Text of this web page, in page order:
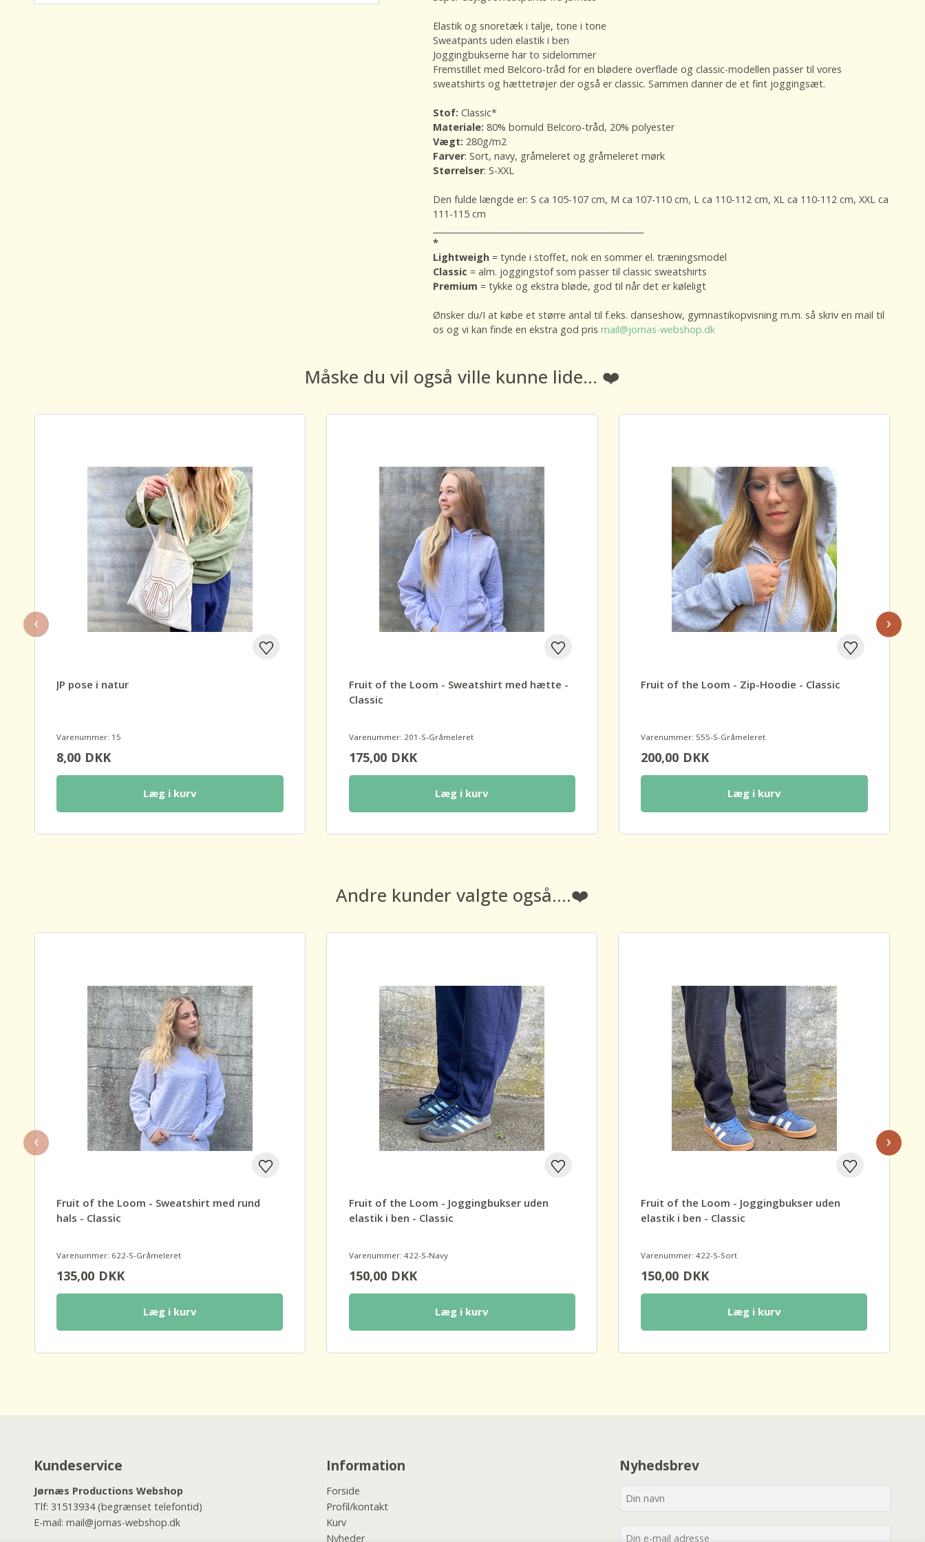
Elastik og snoretæk i talje, tone i tone
Sweatpants uden elastik i ben
Joggingbukserne har to sidelommer
Fremstillet med Belcoro-tråd for en blødere overflade og classic-modellen passer til vores
sweatshirts og hættetrøjer der også er classic. Sammen danner de et fint joggingsæt.
Stof:Classic*
Materiale: 80% bomuld Belcoro-tråd, 20% polyester
Vægt: 280g/m2
Farver: Sort, navy, gråmeleret og gråmeleret mørk
Størrelser: S-XXL
Den fulde længde er: S ca 105-107 cm, M ca 107-110 cm, L ca 110-112 cm, XL ca 110-112 cm, XXL ca
111-115 cm
*
Lightweigh = tynde i stoffet, nok en sommer el. træningsmodel
Classic = alm. joggingstof som passer til classic sweatshirts
Premium = tykke og ekstra bløde, god til når det er køleligt
Ønsker du/I at købe et større antal til f.eks. danseshow, gymnastikopvisning m.m. så skriv en mail til
os og vi kan finde en ekstra god pris mail@jornas-webshop.dk
Måske du vil også ville kunne lide... ❤️
JP pose i natur
Varenummer: 15
8,00DKK
Læg i kurv
Fruit of the Loom - Sweatshirt med hætte -
Classic
Varenummer: 201-S-Gråmeleret
175,00DKK
Læg i kurv
Fruit of the Loom - Zip-Hoodie - Classic
Varenummer: 555-S-Gråmeleret
200,00DKK
Læg i kurv
‹ ›
Andre kunder valgte også....❤️
Fruit of the Loom - Sweatshirt med rund
hals - Classic
Varenummer: 622-S-Gråmeleret
135,00DKK
Læg i kurv
Fruit of the Loom - Joggingbukser uden
elastik i ben - Classic
Varenummer: 422-S-Navy
150,00DKK
Læg i kurv
Fruit of the Loom - Joggingbukser uden
elastik i ben - Classic
Varenummer: 422-S-Sort
150,00DKK
Læg i kurv
‹ ›
Kundeservice
Jørnæs Productions Webshop
Tlf: 31513934(begrænset telefontid)
E-mail: mail@jornas-webshop.dk
Information
Forside
Profil/kontakt
Kurv
Nyheder
Nyhedsbrev